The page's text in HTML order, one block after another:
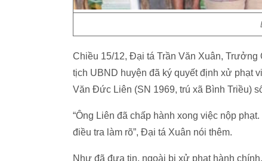
Chiều 15/12, Đại tá Trần Văn Xuân, Trưởng
tịch UBND huyện đã ký quyết định xử phạt
Văn Đức Liên (SN 1969, trú xã Bình Triều)
“Ông Liên đã chấp hành xong việc nộp
điều tra làm rõ”, Đại tá Xuân nói thêm.
Như đã đưa tin, ngoài bị xử phạt hành